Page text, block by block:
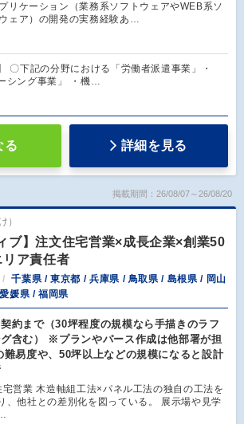
プリケーション（業務系ソフトウェアやWEB系ソ
ェア）の開発の実務経験あ…
〇下記の分野における「労働者派遣事業」・
シング事業」 ・機…
る 詳細を見る
掲載期間：26/08/07～26/08/20
）
ブ】注文住宅営業×成長企業×創業50
ア責任者
千葉県 / 東京都 / 兵庫県 / 鳥取県 / 島根県 / 岡山
媛県 / 福岡県
約まで（30坪程度の規模なら手描きのラフ
含む） ※プランやパース作成は他部署が担
難易度や、50坪以上などの規模になると設計
営業 木造軸組工法×パネル工法の独自の工法を
、他社との差別化を図っている。 展示場や見学